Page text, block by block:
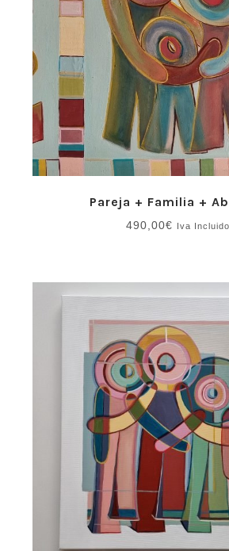
Pareja + Familia +
490,00€ Iva Incluido